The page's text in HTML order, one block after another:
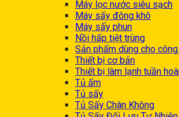
Máy lọc nước siêu sạch
Máy sấy đông khô
Máy sấy phun
Nồi hấp tiệt trùng
Sản phẩm dùng cho
Thiết bị cơ bản
Thiết bị làm lạnh tuần
Tủ ấm
Tủ sấy
Tủ Sấy Chân Không